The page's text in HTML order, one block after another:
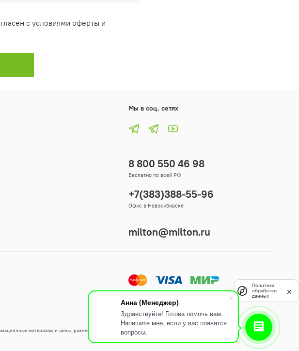
Анна (Менеджер)
Здравствуйте! Готова помочь вам.
Напишите мне, если у вас появятся
вопросы.
с условиями оферты и
Мы в соц. сетях
8 800 550 46 98
Беслатно по всей РФ
+7(383)388-55-96
Офис в Новосибирске
milton@milton.ru
материалы и цены, размещенные на
Политика
обработки
данных